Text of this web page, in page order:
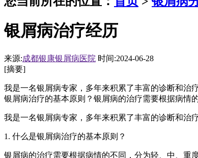
银屑病治疗经历
来源:成都银康银屑病医院 时间:2024-06-28
[摘要]
我是一名银屑病专家，多年来积累了丰富的诊断和治
银屑病治疗的基本原则？银屑病的治疗需要根据病情
我是一名银屑病专家，多年来积累了丰富的诊断和治
1. 什么是银屑病治疗的基本原则？
银屑病的治疗需要根据病情的不同，分为轻、中、重